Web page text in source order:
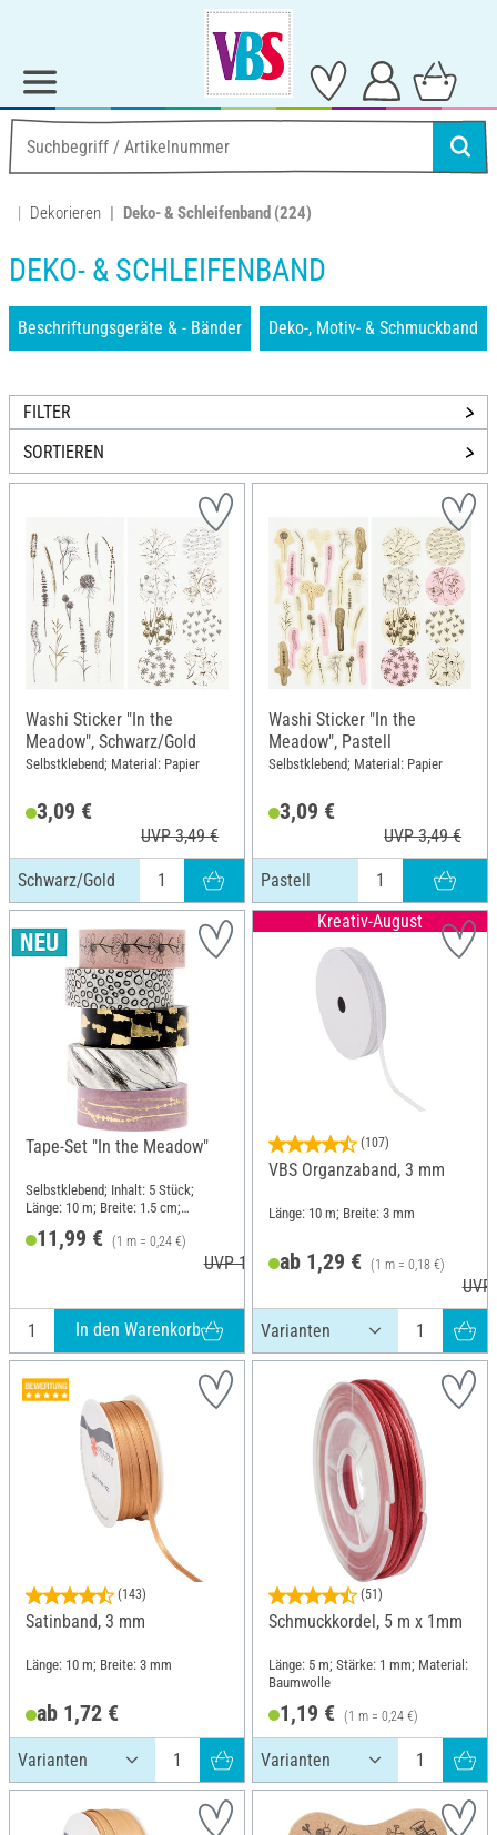
Dekorieren Deko- & Schleifenband (224)
DEKO- & SCHLEIFENBAND
Beschriftungsgeräte & - Bänder Deko-, Motiv- & Schmuckband
FILTER
SORTIEREN
Washi Sticker "In the
Meadow", Schwarz/Gold
Selbstklebend; Material: Papier
3,09 €
UVP 3,49 €
Schwarz/Gold
Washi Sticker "In the
Meadow", Pastell
Selbstklebend; Material: Papier
3,09 €
UVP 3,49 €
Pastell
Tape-Set "In the Meadow"
Selbstklebend; Inhalt: 5 Stück;
Länge: 10 m; Breite: 1.5 cm;
11,99 € (1 m = 0,24 €)
UVP 12,99 €
In den Warenkorb
Kreativ-August
(107)
VBS Organzaband, 3 mm
Länge: 10 m; Breite: 3 mm
ab 1,29 € (1 m = 0,18 €)
(143)
Satinband, 3 mm
Länge: 10 m; Breite: 3 mm
ab 1,72 €
(51)
Schmuckkordel, 5 m x 1mm
Länge: 5 m; Stärke: 1 mm; Material:
Baumwolle
1,19 € (1 m = 0,24 €)